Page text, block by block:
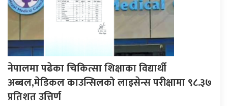
नेपालमा पढेका चिकित्सा शिक्षाका विद्यार्थी
अब्बल,मेडिकल काउन्सिलको लाइसेन्स परीक्षामा ९८.३७
प्रतिशत उत्तिर्ण